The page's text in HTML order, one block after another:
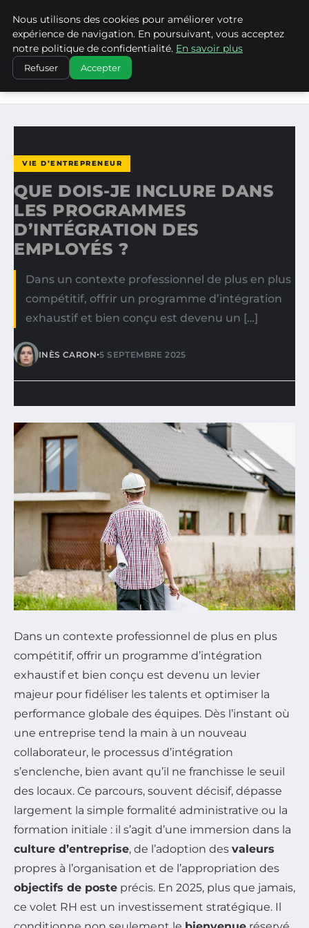
LA VANGUARDIA DEL SUR
ACCUEIL
VIE D’ENTREPRENEUR
QUE DOIS-JE INCLURE DANS LES PROGRAMMES
VIE D’ENTREPRENEUR
QUE DOIS-JE INCLURE DANS
LES PROGRAMMES
D’INTÉGRATION DES
EMPLOYÉS ?
Dans un contexte professionnel de plus en plus
compétitif, offrir un programme d’intégration
exhaustif et bien conçu est devenu un […]
INÈS CARON•5 SEPTEMBRE 2025
Dans un contexte professionnel de plus en plus
compétitif, offrir un programme d’intégration
exhaustif et bien conçu est devenu un levier
majeur pour fidéliser les talents et optimiser la
performance globale des équipes. Dès l’instant où
une entreprise tend la main à un nouveau
collaborateur, le processus d’intégration
s’enclenche, bien avant qu’il ne franchisse le seuil
des locaux. Ce parcours, souvent décisif, dépasse
largement la simple formalité administrative ou la
formation initiale : il s’agit d’une immersion dans la
culture d’entreprise, de l’adoption des valeurs
propres à l’organisation et de l’appropriation des
objectifs de poste précis. En 2025, plus que jamais,
ce volet RH est un investissement stratégique. Il
Nous utilisons des cookies pour améliorer votre
expérience de navigation. En poursuivant, vous acceptez
notre politique de confidentialité. En savoir plus
Refuser Accepter